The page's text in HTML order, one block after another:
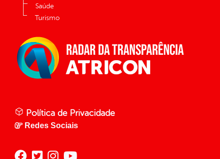
Saúde
Turismo
Política de Privacidade
Redes Sociais